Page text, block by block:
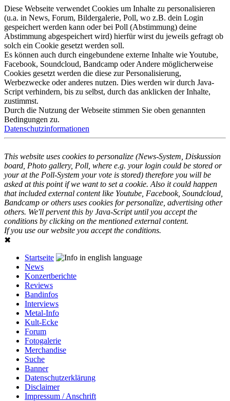
Diese Webseite verwendet Cookies um Inhalte zu personalisieren
(u.a. in News, Forum, Bildergalerie, Poll, wo z.B. dein Login
gespeichert werden kann oder bei Poll (Abstimmung) deine
Abstimmung abgespeichert wird) hierfür wirst du jeweils gefragt ob
solch ein Cookie gesetzt werden soll.
Es können auch durch eingebundene externe Inhalte wie Youtube,
Facebook, Soundcloud, Bandcamp oder Andere möglicherweise
Cookies gesetzt werden die diese zur Personalisierung,
Werbezwecke oder anderes nutzen. Dies werden wir durch Java-
Script verhindern, bis zu selbst, durch das anklicken der Inhalte,
zustimmst.
Durch die Nutzung der Webseite stimmen Sie oben genannten
Bedingungen zu.
Datenschutzinformationen
This website uses cookies to personalize (News-System, Diskussion
board, Photo gallery, Poll, where e.g. your login could be stored or
your at the Poll-System your vote is stored) therefore you will be
asked at this point if we want to set a cookie. Also it could happen
that included external content like Youtube, Facebook, Soundcloud,
Bandcamp or others uses cookies for personalize, advertising other
others. We'll pervent this by Java-Script until you accept the
conditions by clicking on the mentioned external content.
If you use our website you accept the conditions.
✖
Startseite
News
Konzertberichte
Reviews
Bandinfos
Interviews
Metal-Info
Kult-Ecke
Forum
Fotogalerie
Merchandise
Suche
Banner
Datenschutzerklärung
Disclaimer
Impressum / Anschrift